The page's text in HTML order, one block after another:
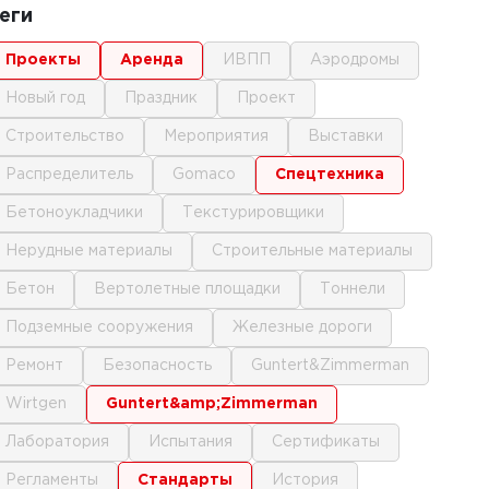
проекты аренда ИВПП аэродромы
новый год праздник проект
строительство мероприятия выставки
распределитель gomaco спецтехника
бетоноукладчики текстурировщики
нерудные материалы строительные материалы
бетон вертолетные площадки тоннели
подземные сооружения железные дороги
ремонт безопасность Guntert&Zimmerman
Wirtgen Guntert&amp;Zimmerman
лаборатория испытания сертификаты
регламенты стандарты история